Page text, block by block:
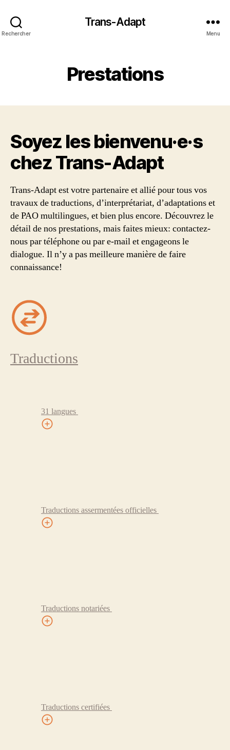
Rechercher
Trans-Adapt
Menu
Prestations
Soyez les bienvenu·e·s
chez Trans‑Adapt
Trans-Adapt est votre partenaire et allié pour tous vos
travaux de traductions, d’interprétariat, d’adaptations et
de PAO multilingues, et bien plus encore. Découvrez le
détail de nos prestations, mais faites mieux: contactez-
nous par téléphone ou par e-mail et engageons le
dialogue. Il n’y a pas meilleure manière de faire
connaissance!
Traductions
31 langues
Traductions assermentées officielles
Traductions notariées
Traductions certifiées